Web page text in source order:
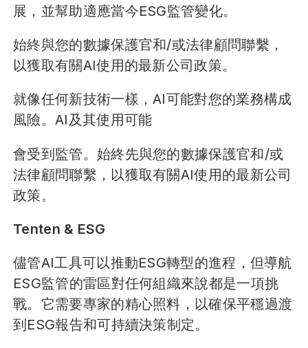
展，並幫助適應當今ESG監管變化。
始終與您的數據保護官和/或法律顧問聯繫，
以獲取有關AI使用的最新公司政策。
就像任何新技術一樣，AI可能對您的業務構成
風險。AI及其使用可能
會受到監管。始終先與您的數據保護官和/或
法律顧問聯繫，以獲取有關AI使用的最新公司
政策。
Tenten & ESG
儘管AI工具可以推動ESG轉型的進程，但導航
ESG監管的雷區對任何組織來說都是一項挑
戰。它需要專家的精心照料，以確保平穩過渡
到ESG報告和可持續決策制定。